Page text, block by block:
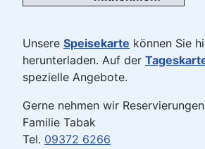
Unsere Speisekarte können Sie
herunterladen. Auf der
spezielle Angebote.
Gerne nehmen wir
Familie Tabak
Tel. 09372 6266